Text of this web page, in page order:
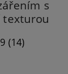
s
texturou
(14)